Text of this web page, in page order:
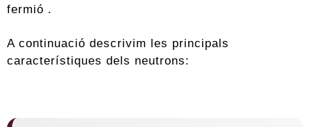
fermió .
A continuació descrivim les principals
característiques dels neutrons: